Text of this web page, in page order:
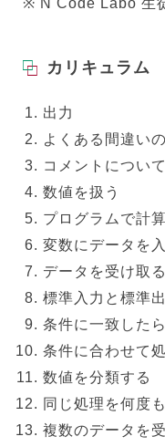
※ N Code Labo 生
カリキュラム
出力
よくある間違い
コメントについて
数値を扱う
プログラムで計
変数にデータを
データを受け取る
標準入力と標準
条件に一致した
条件に合わせて
数値を分類する
同じ処理を何度
複数のデータを